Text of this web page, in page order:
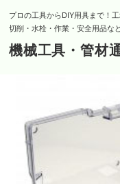
プロの工具からDIY用具まで！
切削・水栓・作業・安全用品な
機械工具・管材